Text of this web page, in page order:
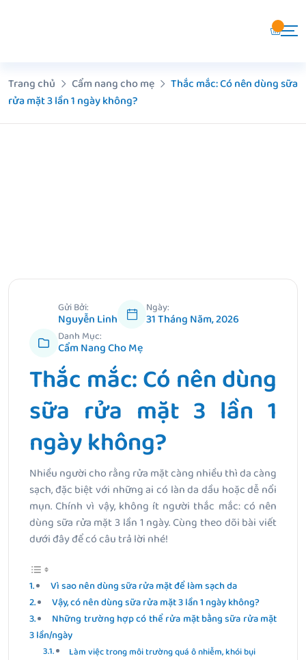
Trang chủ
Cẩm nang cho mẹ
Thắc mắc: Có nên dùng sữa
rửa mặt 3 lần 1 ngày không?
Gửi Bởi:
Nguyễn Linh
Ngày:
31 Tháng Năm, 2026
Danh Mục:
Cẩm Nang Cho Mẹ
Thắc mắc: Có nên dùng
sữa rửa mặt 3 lần 1
ngày không?
Nhiều người cho rằng rửa mặt càng nhiều thì da càng
sạch, đặc biệt với những ai có làn da dầu hoặc dễ nổi
mụn. Chính vì vậy, không ít người thắc mắc: có nên
dùng sữa rửa mặt 3 lần 1 ngày. Cùng theo dõi bài viết
dưới đây để có câu trả lời nhé!
Vì sao nên dùng sữa rửa mặt để làm sạch da
Vậy, có nên dùng sữa rửa mặt 3 lần 1 ngày không?
Những trường hợp có thể rửa mặt bằng sữa rửa mặt
3 lần/ngày
Làm việc trong môi trường quá ô nhiễm, khói bụi